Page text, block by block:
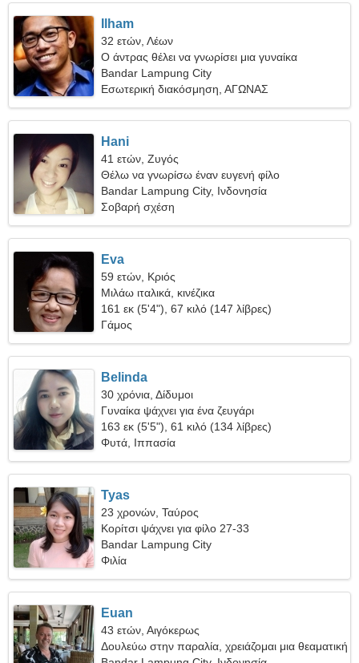
Ilham
32 ετών, Λέων
Ο άντρας θέλει να γνωρίσει μια γυναίκα
Bandar Lampung City
Εσωτερική διακόσμηση, ΑΓΩΝΑΣ
ΑΥΤΟΚΙΝΗΤΩΝ
Hani
41 ετών, Ζυγός
Θέλω να γνωρίσω έναν ευγενή φίλο
Bandar Lampung City, Ινδονησία
Σοβαρή σχέση
Eva
59 ετών, Κριός
Μιλάω ιταλικά, κινέζικα
161 εκ (5'4"), 67 κιλό (147 λίβρες)
Γάμος
Belinda
30 χρόνια, Δίδυμοι
Γυναίκα ψάχνει για ένα ζευγάρι
163 εκ (5'5"), 61 κιλό (134 λίβρες)
Φυτά, Ιππασία
Tyas
23 χρονών, Ταύρος
Κορίτσι ψάχνει για φίλο 27-33
Bandar Lampung City
Φιλία
Euan
43 ετών, Αιγόκερως
Δουλεύω στην παραλία, χρειάζομαι μια θεαματική